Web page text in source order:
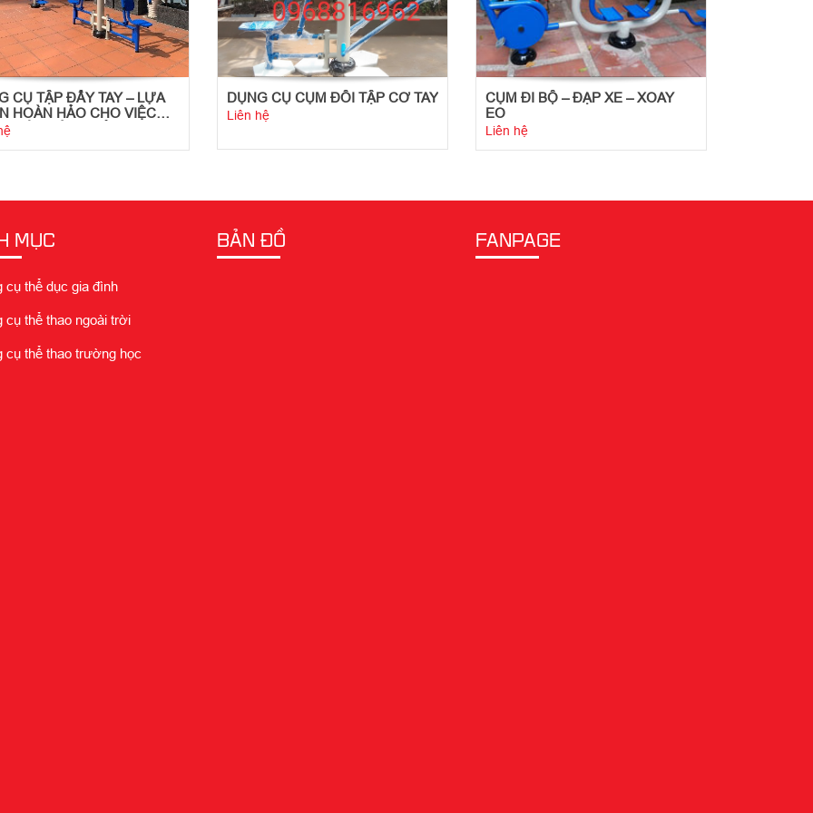
CỤ TẬP ĐẨY TAY – LỰA
HOÀN HẢO CHO VIỆC
SỨC KHỎE TIM
DỤNG CỤ CỤM ĐÔI TẬP CƠ TAY
Liên hệ
CỤM ĐI BỘ – ĐẠP XE – XOAY
EO
Liên hệ
MỤC
cụ thể dục gia đình
cụ thể thao ngoài trời
cụ thể thao trường học
BẢN ĐỒ FANPAGE